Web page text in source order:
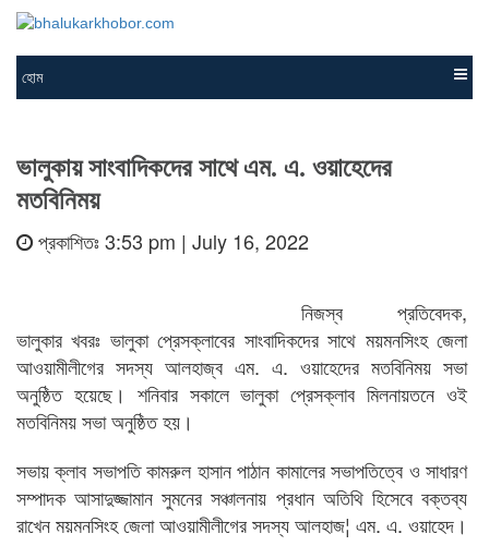
হোম
ভালুকায় সাংবাদিকদের সাথে এম. এ. ওয়াহেদের
মতবিনিময়
প্রকাশিতঃ 3:53 pm | July 16, 2022
নিজস্ব প্রতিবেদক,
ভালুকার খবরঃ ভালুকা প্রেসক্লাবের সাংবাদিকদের সাথে ময়মনসিংহ জেলা
আওয়ামীলীগের সদস্য আলহাজ্ব এম. এ. ওয়াহেদের মতবিনিময় সভা
অনুষ্ঠিত হয়েছে। শনিবার সকালে ভালুকা প্রেসক্লাব মিলনায়তনে ওই
মতবিনিময় সভা অনুষ্ঠিত হয়।
সভায় ক্লাব সভাপতি কামরুল হাসান পাঠান কামালের সভাপতিত্বে ও সাধারণ
সম্পাদক আসাদুজ্জামান সুমনের সঞ্চালনায় প্রধান অতিথি হিসেবে বক্তব্য
রাখেন ময়মনসিংহ জেলা আওয়ামীলীগের সদস্য আলহাজ¦ এম. এ. ওয়াহেদ।